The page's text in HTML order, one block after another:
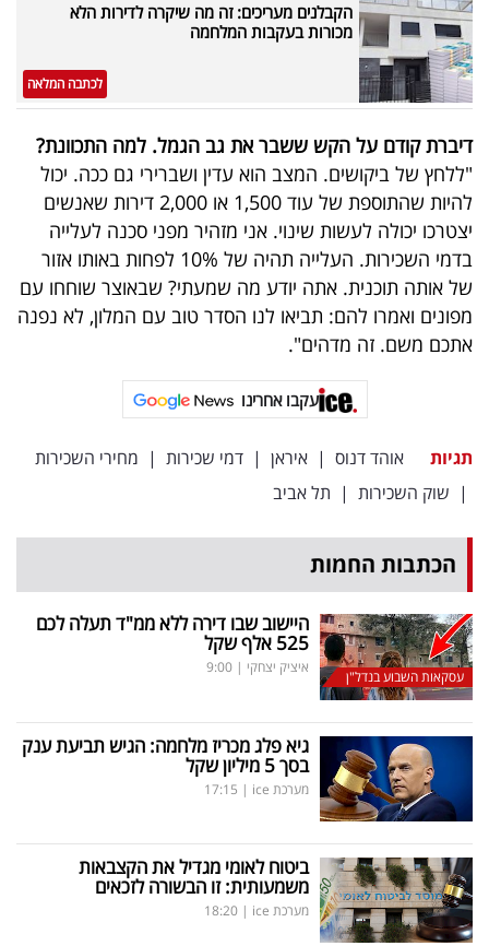
הקבלנים מעריכים: זה מה שיקרה לדירות הלא
מכורות בעקבות המלחמה
לכתבה המלאה
דיברת קודם על הקש ששבר את גב הגמל. למה התכוונת?
"ללחץ של ביקושים. המצב הוא עדין ושברירי גם ככה. יכול
להיות שהתוספת של עוד 1,500 או 2,000 דירות שאנשים
יצטרכו יכולה לעשות שינוי. אני מזהיר מפני סכנה לעלייה
בדמי השכירות. העלייה תהיה של 10% לפחות באותו אזור
של אותה תוכנית. אתה יודע מה שמעתי? שבאוצר שוחחו עם
מפונים ואמרו להם: תביאו לנו הסדר טוב עם המלון, לא נפנה
אתכם משם. זה מדהים".
עקבו אחרינו
תגיות אוהד דנוס | איראן | דמי שכירות | מחירי השכירות
| שוק השכירות | תל אביב
הכתבות החמות
עסקאות השבוע בנדל"ן
היישוב שבו דירה ללא ממ"ד תעלה לכם
525 אלף שקל
איציק יצחקי |
9:00
גיא פלג מכריז מלחמה: הגיש תביעת ענק
בסך 5 מיליון שקל
מערכת ice |
17:15
ביטוח לאומי מגדיל את הקצבאות
משמעותית: זו הבשורה לזכאים
מערכת ice |
18:20